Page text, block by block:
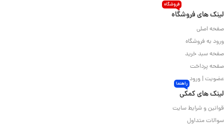
لینک های فروشگاه
فروشگاه
صفحه اصلی
ورود به فروشگاه
صفحه سبد خرید
صفحه پرداخت
عضویت | ورود
لینک های کمکی
راهنما
قوانین و شرایط سایت
سوالات متداول